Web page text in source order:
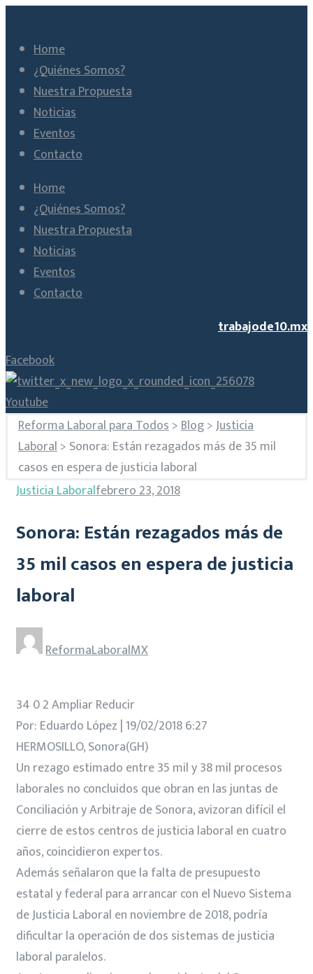
Home
¿Quiénes Somos?
Nuestra Propuesta
Noticias
Eventos
Contacto
Home
¿Quiénes Somos?
Nuestra Propuesta
Noticias
Eventos
Contacto
trabajode10.mx
Facebook
Youtube
Reforma Laboral para Todos>Blog>Justicia
Laboral> Sonora: Están rezagados más de 35 mil
casos en espera de justicia laboral
Justicia Laboralfebrero 23, 2018
Sonora: Están rezagados más de
35 mil casos en espera de justicia
laboral
ReformaLaboralMX
34 0 2 Ampliar Reducir
Por: Eduardo López | 19/02/2018 6:27
HERMOSILLO, Sonora(GH)
Un rezago estimado entre 35 mil y 38 mil procesos
laborales no concluidos que obran en las juntas de
Conciliación y Arbitraje de Sonora, avizoran difícil el
cierre de estos centros de justicia laboral en cuatro
años, coincidieron expertos.
Además señalaron que la falta de presupuesto
estatal y federal para arrancar con el Nuevo Sistema
de Justicia Laboral en noviembre de 2018, podría
dificultar la operación de dos sistemas de justicia
laboral paralelos.